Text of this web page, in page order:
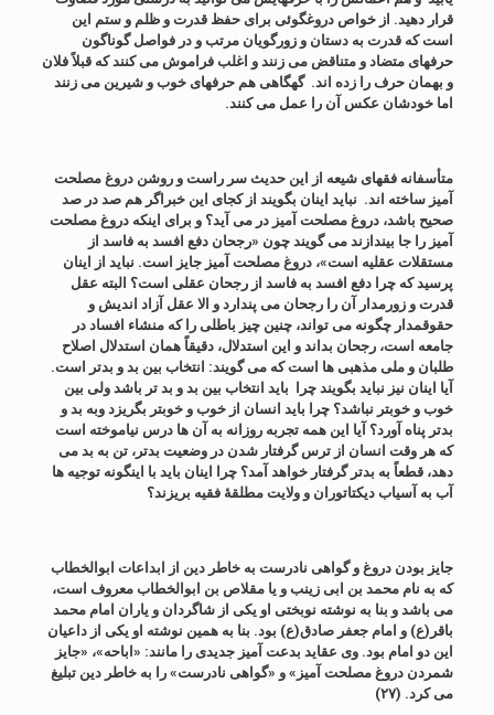
قرار دهید. از خواص دروغگوئی برای حفظ قدرت و ظلم و ستم این
است که قدرت به دستان و زورگویان مرتب و در فواصل گوناگون
حرفهای متضاد و متناقض می زنند و اغلب فراموش می کنند که قبلاً فلان
و بهمان حرف را زده اند. گهگاهی هم حرفهای خوب و شیرین می زنند
اما خودشان عکس آن را عمل می کنند.
متأسفانه فقهای شیعه از این حدیث سر راست و روشن دروغ مصلحت
آمیز ساخته اند. نباید اینان بگویند از کجای این خبراگر هم صد در صد
صحیح باشد، دروغ مصلحت آمیز در می آید؟ و برای اینکه دروغ مصلحت
آمیز را جا بیندازند می گویند چون «رجحان دفع افسد به فاسد از
مستقلات عقلیه است»، دروغ مصلحت آمیز جایز است. نباید از اینان
پرسید که چرا دفع افسد به فاسد از رجحان عقلی است؟ البته عقل
قدرت و زورمدار آن را رجحان می پندارد و الا عقل آزاد اندیش و
حقوقمدار چگونه می تواند، چنین چیز باطلی را که منشاء افساد در
جامعه است، رجحان بداند و این استدلال، دقیقاً همان استدلال اصلاح
طلبان و ملی مذهبی ها است که می گویند: انتخاب بین بد و بدتر است.
آیا اینان نیز نباید بگویند چرا باید انتخاب بین بد و بد تر باشد ولی بین
خوب و خوبتر نباشد؟ چرا باید انسان از خوب و خوبتر بگریزد وبه بد و
بدتر پناه آورد؟ آیا این همه تجربه روزانه به آن ها درس نیاموخته است
که هر وقت انسان از ترس گرفتار شدن در وضعیت بدتر، تن به بد می
دهد، قطعاً به بدتر گرفتار خواهد آمد؟ چرا اینان باید با اینگونه توجیه ها
آب به آسیاب دیکتاتوران و ولایت مطلقۀ فقیه بریزند؟
جایز بودن دروغ و گواهی نادرست به خاطر دین از ابداعات ابوالخطاب
که به نام محمد بن ابی زینب و یا مقلاص بن ابوالخطاب معروف است،
می باشد و بنا به نوشته نوبختی او یکی از شاگردان و یاران امام محمد
باقر(ع) و امام جعفر صادق(ع) بود. بنا به همین نوشته او یکی از داعیان
این دو امام بود. وی عقاید بدعت آمیز جدیدی را مانند: «اباحه»، «جایز
شمردن دروغ مصلحت آمیز» و «گواهی نادرست» را به خاطر دین تبلیغ
می کرد. (۲۷)